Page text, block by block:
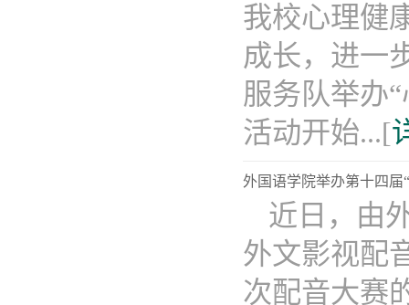
我校心理健
成长，进一
服务队举办
活动开始...[
外国语学院举办第十四届
近日，由
外文影视配
次配音大赛